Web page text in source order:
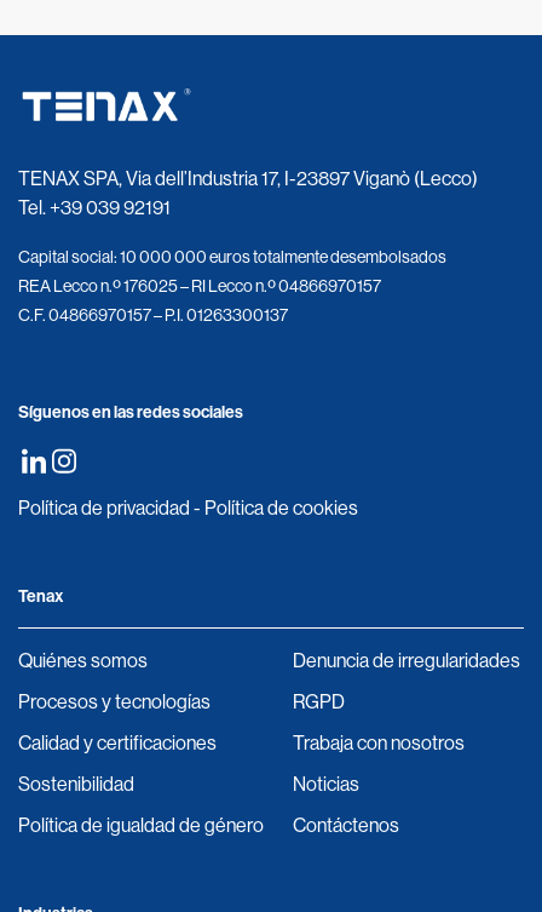
TENAX SPA, Via dell’Industria 17, I-23897 Viganò (Lecco)
Tel.+39 039 92191
Capital social: 10 000 000 euros totalmente desembolsados
REA Lecco n.º 176025 – RI Lecco n.º 04866970157
C.F. 04866970157 – P.I. 01263300137
Síguenos en las redes sociales
Política de privacidad - Política de cookies
Tenax
Quiénes somos
Procesos y tecnologías
Calidad y certificaciones
Sostenibilidad
Política de igualdad de género
Denuncia de irregularidades
RGPD
Trabaja con nosotros
Noticias
Contáctenos